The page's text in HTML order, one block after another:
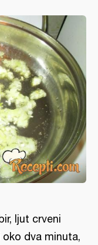
ljut crveni
oko dva minuta,